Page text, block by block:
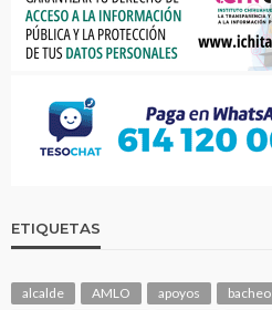
ETIQUETAS
alcalde AMLO apoyos bacheo